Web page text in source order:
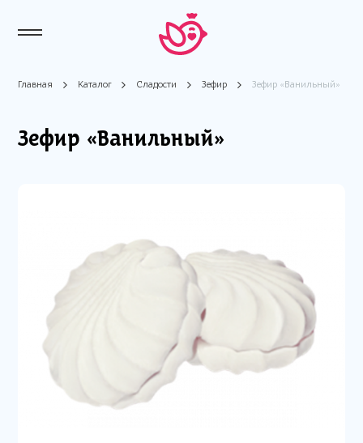
Главная Каталог Сладости Зефир Зефир «Ванильный»
Зефир «Ванильный»